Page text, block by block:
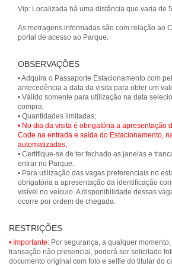
Vip: Localizada há uma distância que varia de
As metragens informadas são com relação ao
portal de acesso ao Parque.
OBSERVAÇÕES
• Adquira o Passaporte Estacionamento com
antecedência a data da visita para obter um
• Válido somente para utilização na data
compra;
• No dia da visita é obrigatória a apresentação
Code na entrada e saída do Estacionamento,
automatizadas;
• Certifique-se de ter fechado as janelas e
entrar no Parque.
• Para utilização das vagas preferenciais no
obrigatória a apresentação da identificação
visível no veículo. A disponibilidade dessas
ocorre por ordem de chegada.
RESTRIÇÕES
• Importante: Por segurança, a qualquer
transação não presencial, poderá ser solicitado
documento original com foto e selfie do titular do